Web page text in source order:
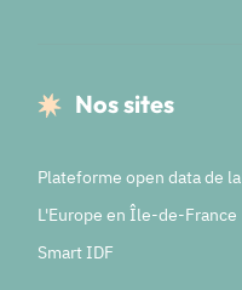
Nos sites
Plateforme open data de
L'Europe en Île-de-France
Smart IDF